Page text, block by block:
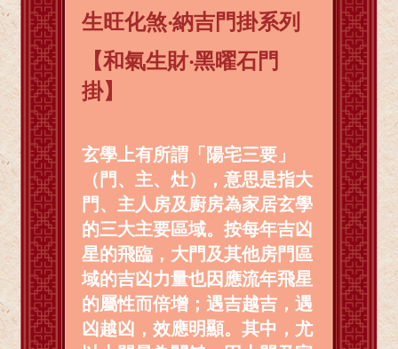
生旺化煞‧納吉門掛系列
【和氣生財‧黑曜石門
掛】
玄學上有所謂「陽宅三要」
（門、主、灶），意思是指大
門、主人房及廚房為家居玄學
的三大主要區域。按每年吉凶
星的飛臨，大門及其他房門區
域的吉凶力量也因應流年飛星
的屬性而倍增；遇吉越吉，遇
凶越凶，效應明顯。其中，尤